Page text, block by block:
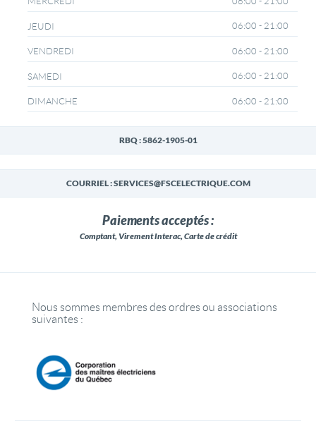
JEUDI 06:00 - 21:00
VENDREDI 06:00 - 21:00
SAMEDI 06:00 - 21:00
DIMANCHE 06:00 - 21:00
RBQ : 5862-1905-01
COURRIEL : SERVICES@FSCELECTRIQUE.COM
Paiements acceptés :
Comptant, Virement Interac, Carte de crédit
Nous sommes membres des ordres ou associations
suivantes :